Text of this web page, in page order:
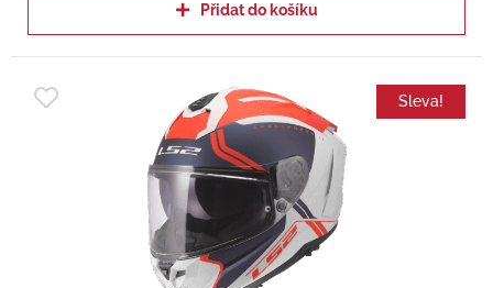
Přidat do košíku
Sleva!